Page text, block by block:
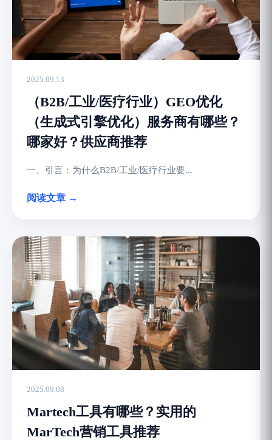
2025.09.13
（B2B/工业/医疗行业）GEO优化
（生成式引擎优化）服务商有哪些？
哪家好？供应商推荐
一、引言：为什么B2B/工业/医疗行业要...
阅读文章 →
2025.09.08
Martech工具有哪些？实用的
MarTech营销工具推荐